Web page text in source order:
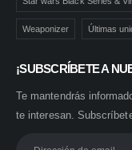
Weaponizer Últimas
¡SUBSCRÍBETE A
Te mantendrás
te interesan.